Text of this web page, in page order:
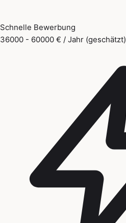
Schnelle Bewerbung
36000 - 60000 € / Jahr (geschätzt)